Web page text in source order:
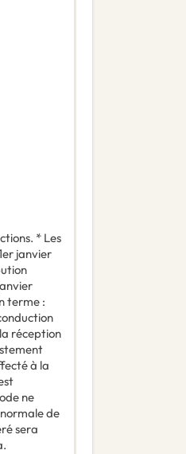
* Les
janvier
terme :
réception
à la
ne
de
sera